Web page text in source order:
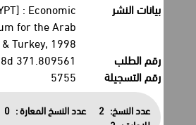
بيانات النشر
: Economic
Forum for the Arab
Iran & Turkey, 1998.
رقم الطلب
371.809561 T168d
رقم التسجيلة
5755
عدد النسخ: 2 عدد النسخ المعارة : 0
عدد